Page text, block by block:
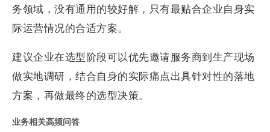
务领域，没有通用的较好解，只有最贴合企业自身实
际运营情况的合适方案。
建议企业在选型阶段可以优先邀请服务商到生产现场
做实地调研，结合自身的实际痛点出具针对性的落地
方案，再做最终的选型决策。
业务相关高频问答